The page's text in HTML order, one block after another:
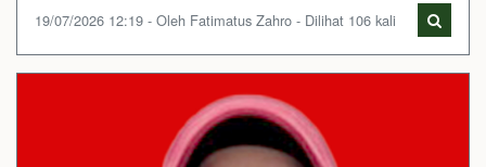
19/07/2026 12:19 - Oleh Fatimatus Zahro - Dilihat 106 kali